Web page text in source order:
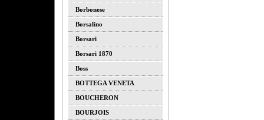
Borbonese
Borsalino
Borsari
Borsari 1870
Boss
BOTTEGA VENETA
BOUCHERON
BOURJOIS